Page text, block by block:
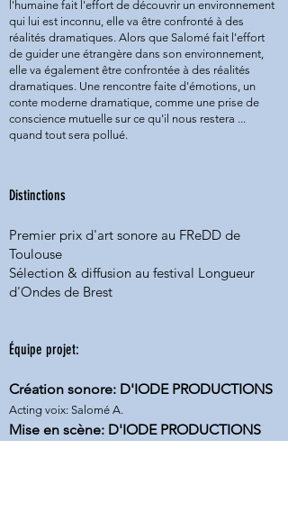
l'humaine fait l'effort de découvrir un environnement
qui lui est inconnu, elle va être confronté à des
réalités dramatiques. Alors que Salomé fait l'effort
de guider une étrangère dans son environnement,
elle va également être confrontée à des réalités
dramatiques. Une rencontre faite d'émotions, un
conte moderne dramatique, comme une prise de
conscience mutuelle sur ce qu'il nous restera ...
quand tout sera pollué.
Distinctions
Premier prix d'art sonore au FReDD de
Toulouse
Sélection & diffusion au festival Longueur
d'Ondes de Brest
Équipe projet:
Création sonore: D'IODE PRODUCTIONS
Acting voix: Salomé A.
Mise en scène: D'IODE PRODUCTIONS